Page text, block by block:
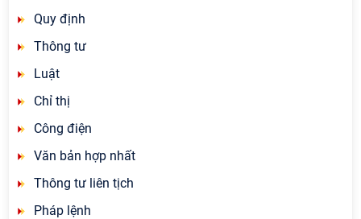
Quy định
Thông tư
Luật
Chỉ thị
Công điện
Văn bản hợp nhất
Thông tư liên tịch
Pháp lệnh